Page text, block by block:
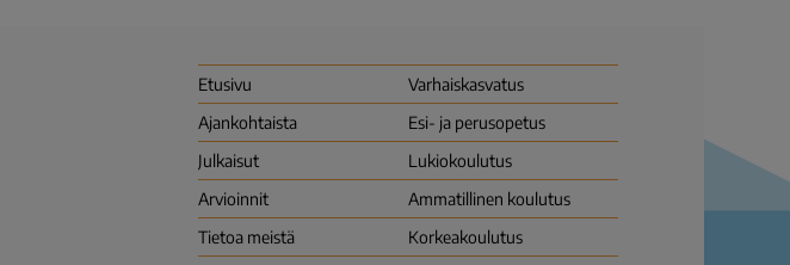
Etusivu
Ajankohtaista
Julkaisut
Arvioinnit
Tietoa meistä
Varhais­kasvatus
Esi- ja perusopetus
Lukio­koulutus
Ammatillinen koulutus
Korkea­koulutus